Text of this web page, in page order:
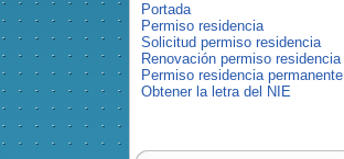
Portada
Permiso residencia
Solicitud permiso residencia
Renovación permiso residencia
Permiso residencia permanente
Obtener la letra del NIE